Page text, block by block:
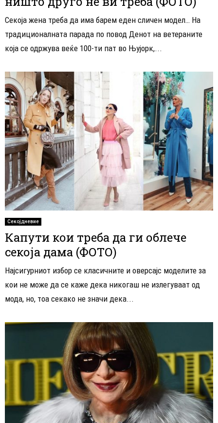
Секоја жена треба да има барем еден сличен модел… На
традиционалната парада по повод Денот на ветераните
која се одржува веќе 100-ти пат во Њујорк,...
Секојдневие
Капути кои треба да ги облече
секоја дама (ФОТО)
Најсигурниот избор се класичните и оверсајс моделите за
кои не може да се каже дека никогаш не излегуваат од
мода, но, тоа секако не значи дека...